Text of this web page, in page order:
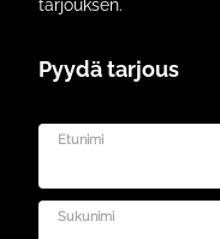
tarjouksen.
Pyydä tarjous
Etunimi
Sukunimi